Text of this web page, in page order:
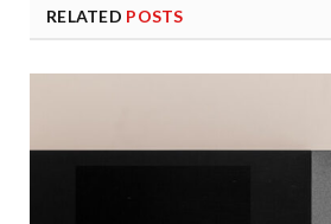
RELATED POSTS